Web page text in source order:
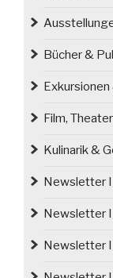
Bücher &
Film,
Kulinarik &
Newsletter
Newsletter
Newsletter